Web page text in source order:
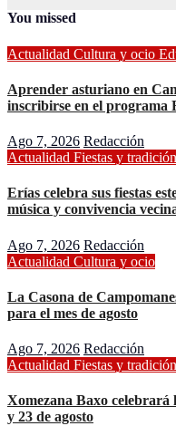
You missed
Actualidad Cultura y ocio
Aprender asturiano en
inscribirse en el programa
Ago 7, 2026 Redacción
Actualidad Fiestas y tradición
Erías celebra sus fiestas
música y convivencia
Ago 7, 2026 Redacción
Actualidad Cultura y ocio
La Casona de
para el mes de agosto
Ago 7, 2026 Redacción
Actualidad Fiestas y tradición
Xomezana Baxo celebrará
y 23 de agosto